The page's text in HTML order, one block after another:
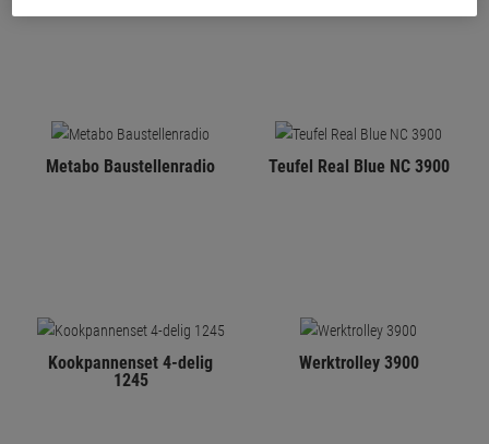
Metabo Baustellenradio Teufel Real Blue NC 3900
Kookpannenset 4-delig
1245
Werktrolley 3900